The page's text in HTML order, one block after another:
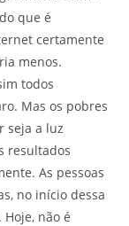
que é
certamente
menos.
todos
Mas os pobres
seja a luz
resultados
As pessoas
no início dessa
não é